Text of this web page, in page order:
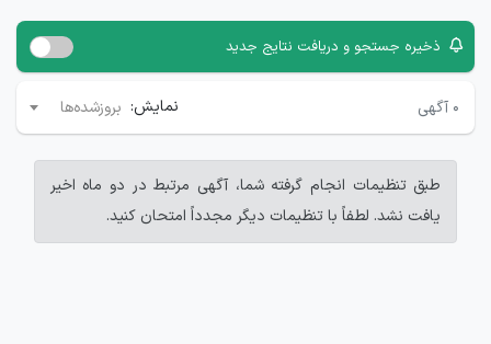
ذخیره جستجو و دریافت نتایج جدید
۰ آگهی نمایش: بروزشده‌ها
طبق تنظیمات انجام گرفته شما، آگهی مرتبط در دو ماه اخیر
یافت نشد. لطفاً با تنظیمات دیگر مجدداً امتحان کنید.